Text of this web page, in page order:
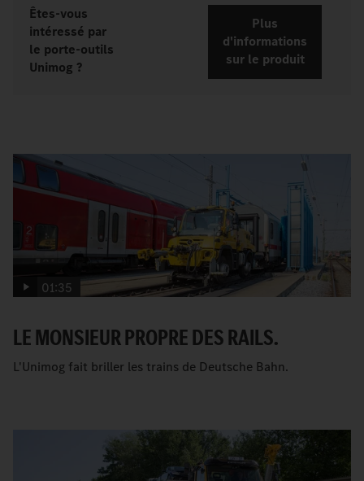
Êtes-vous
intéressé par
le porte-outils
Unimog ?
Plus
d'informations
sur le produit
01:35
LE MONSIEUR PROPRE DES RAILS.
L'Unimog fait briller les trains de Deutsche Bahn.